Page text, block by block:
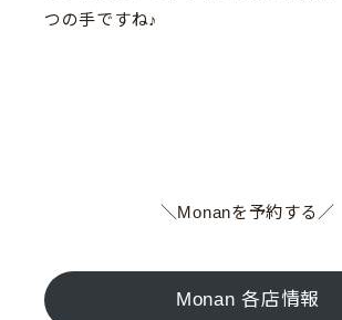
つの手ですね♪
＼Monanを予約する／
Monan 各店情報